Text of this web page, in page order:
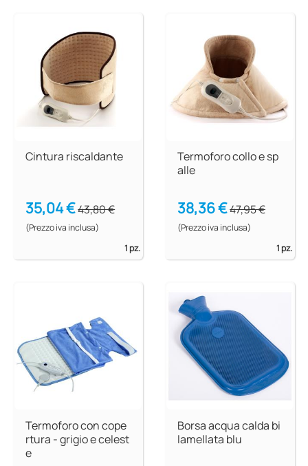
Cintura riscaldante
35,04 €43,80 €
(Prezzo iva inclusa)
1 pz.
Termoforo collo e sp
alle
38,36 €47,95 €
(Prezzo iva inclusa)
1 pz.
Termoforo con cope
rtura - grigio e celest
e
Borsa acqua calda bi
lamellata blu